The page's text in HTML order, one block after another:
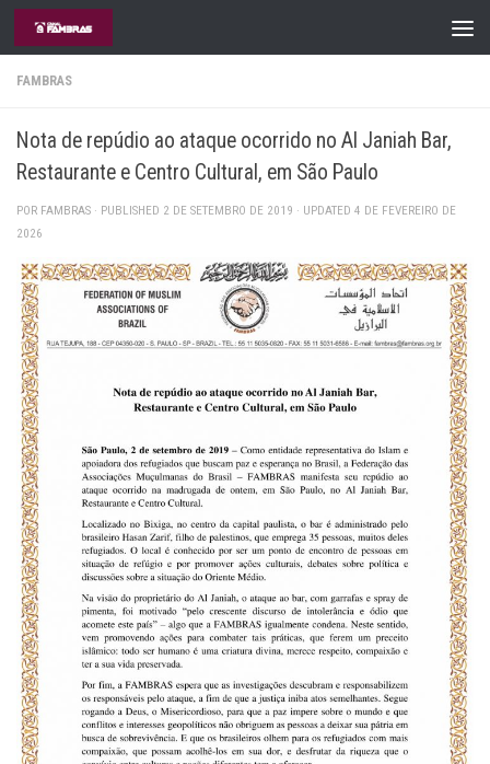
Skip to content
FAMBRAS
Nota de repúdio ao ataque ocorrido no Al Janiah Bar,
Restaurante e Centro Cultural, em São Paulo
POR FAMBRAS · PUBLISHED 2 DE SETEMBRO DE 2019 · UPDATED 4 DE FEVEREIRO DE
2026